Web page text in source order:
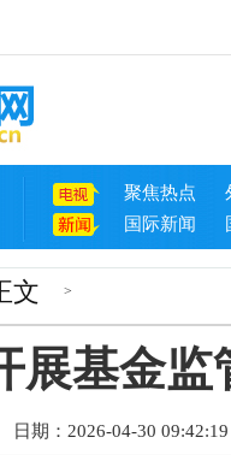
聚焦热点
国际新闻
>
文
展基金
日期：2026-04-30 09:42:19